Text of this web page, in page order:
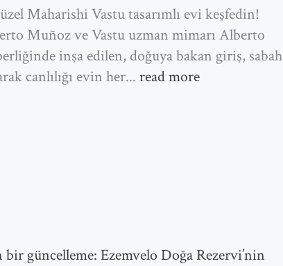
Maharishi Vastu tasarımlı evi keşfedin!
Muñoz ve Vastu uzman mimarı Alberto
inşa edilen, doğuya bakan giriş, sabah
canlılığı evin her...read more
bir güncelleme: Ezemvelo Doğa Rezervi’nin